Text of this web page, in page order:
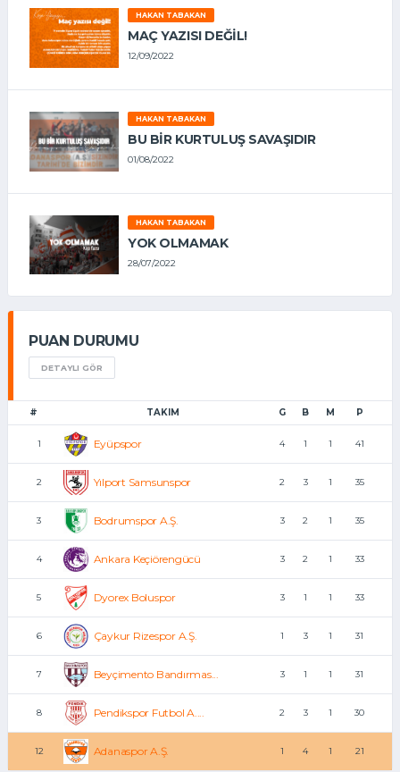
HAKAN TABAKAN
MAÇ YAZISI DEĞİL!
12/09/2022
HAKAN TABAKAN
BU BİR KURTULUŞ SAVAŞIDIR
01/08/2022
HAKAN TABAKAN
YOK OLMAMAK
28/07/2022
PUAN DURUMU
DETAYLI GÖR
# TAKIM G B M P
1 Eyüpspor 4 1 1 41
2 Yılport Samsunspor 2 3 1 35
3 Bodrumspor A.Ş. 3 2 1 35
4 Ankara Keçiörengücü 3 2 1 33
5 Dyorex Boluspor 3 1 1 33
6 Çaykur Rizespor A.Ş. 1 3 1 31
7 Beyçimento Bandırmas... 3 1 1 31
8 Pendikspor Futbol A.... 2 3 1 30
12 Adanaspor A.Ş. 1 4 1 21